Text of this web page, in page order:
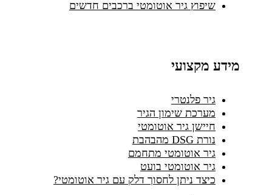
שיפוץ גיר אוטומטי ברכבים חדשים
מידע מקצועי
גיר פלנטרי
מערכת שימון הגיר
חיישן גיר אוטומטי
נורת DSG מהבהבת
גיר אוטומטי מתחמם
גיר אוטומטי בועט
כיצד ניתן לחסוך דלק עם גיר אוטומטי?